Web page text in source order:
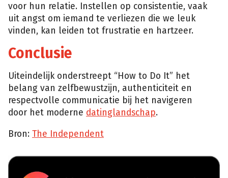
voor hun relatie. Instellen op consistentie, vaak
uit angst om iemand te verliezen die we leuk
vinden, kan leiden tot frustratie en hartzeer.
Conclusie
Uiteindelijk onderstreept “How to Do It” het
belang van zelfbewustzijn, authenticiteit en
respectvolle communicatie bij het navigeren
door het moderne datinglandschap.
Bron: The Independent